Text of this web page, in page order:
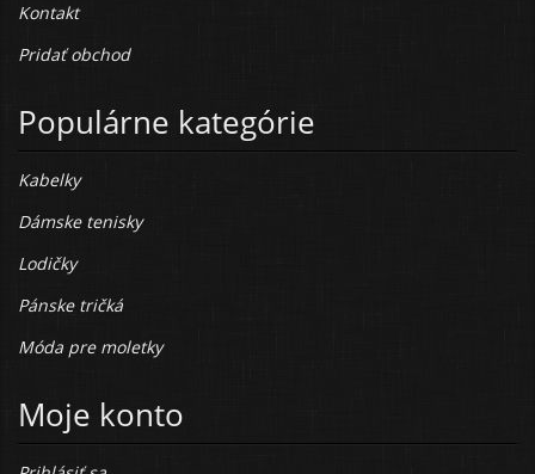
Kontakt
Pridať obchod
Populárne kategórie
Kabelky
Dámske tenisky
Lodičky
Pánske tričká
Móda pre moletky
Moje konto